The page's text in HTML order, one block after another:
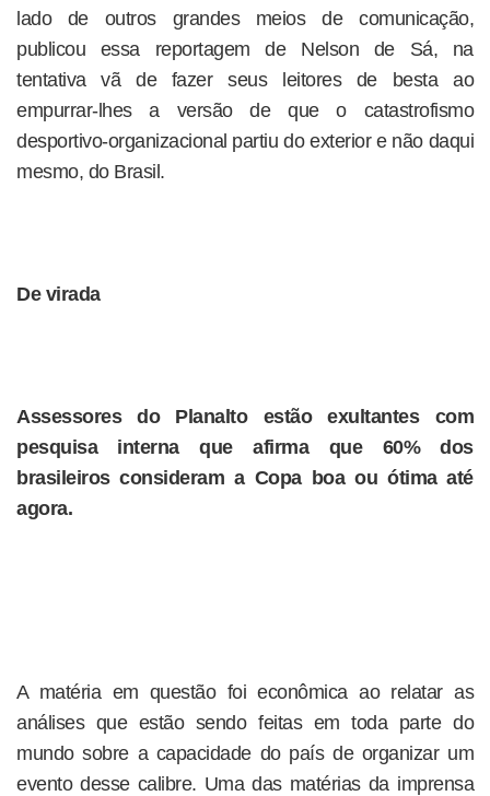
lado de outros grandes meios de comunicação,
publicou essa reportagem de Nelson de Sá, na
tentativa vã de fazer seus leitores de besta ao
empurrar-lhes a versão de que o catastrofismo
desportivo-organizacional partiu do exterior e não daqui
mesmo, do Brasil.
De virada
Assessores do Planalto estão exultantes com
pesquisa interna que afirma que 60% dos
brasileiros consideram a Copa boa ou ótima até
agora.
A matéria em questão foi econômica ao relatar as
análises que estão sendo feitas em toda parte do
mundo sobre a capacidade do país de organizar um
evento desse calibre. Uma das matérias da imprensa